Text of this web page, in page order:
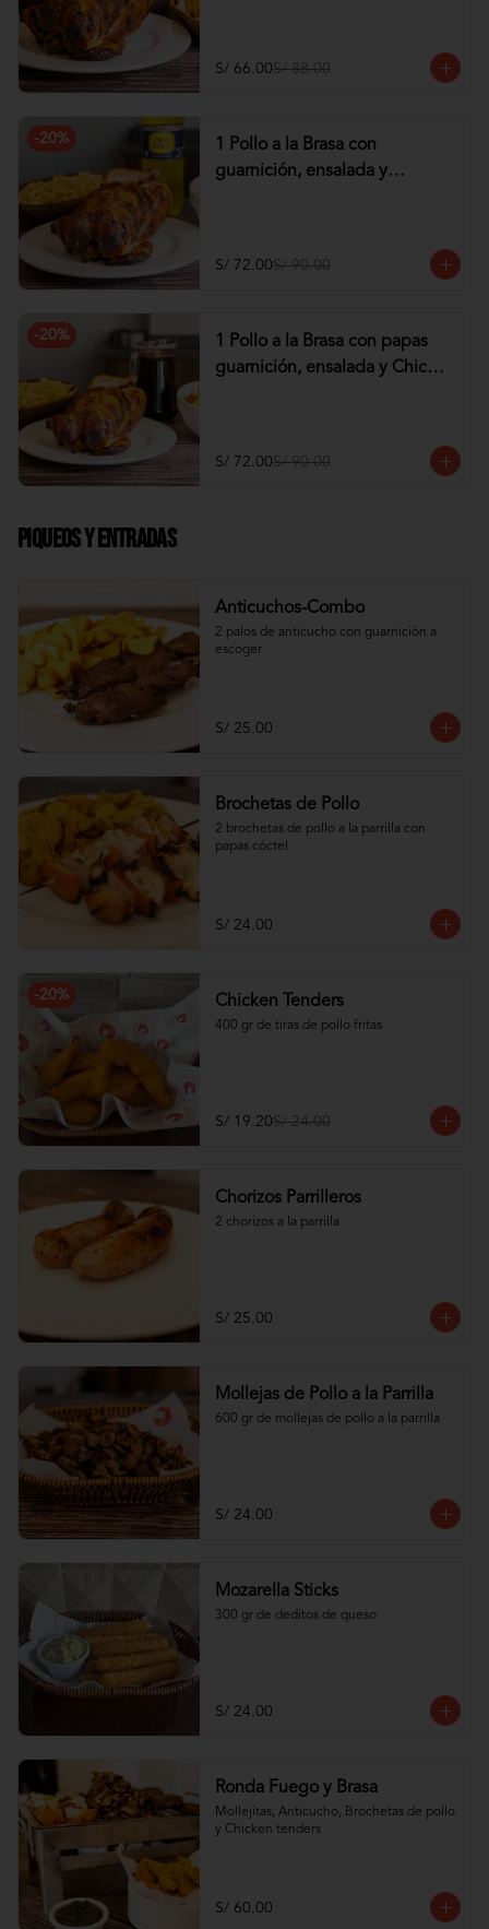
S/ 66.00S/ 88.00
-20%
1 Pollo a la Brasa con
guarnición, ensalada y
S/ 72.00S/ 90.00
-20%
1 Pollo a la Brasa con papas
guarnición, ensalada y Chicha
S/ 72.00S/ 90.00
Piqueos y Entradas
Anticuchos-Combo
2 palos de anticucho con guarnición a
escoger
S/ 25.00
Brochetas de Pollo
2 brochetas de pollo a la parrilla con
papas cóctel
S/ 24.00
-20% Chicken Tenders
400 gr de tiras de pollo fritas
S/ 19.20S/ 24.00
Chorizos Parrilleros
2 chorizos a la parrilla
S/ 25.00
Mollejas de Pollo a la Parrilla
600 gr de mollejas de pollo a la parrilla
S/ 24.00
Mozarella Sticks
300 gr de deditos de queso
S/ 24.00
Ronda Fuego y Brasa
Mollejitas, Anticucho, Brochetas de pollo
y Chicken tenders
S/ 60.00